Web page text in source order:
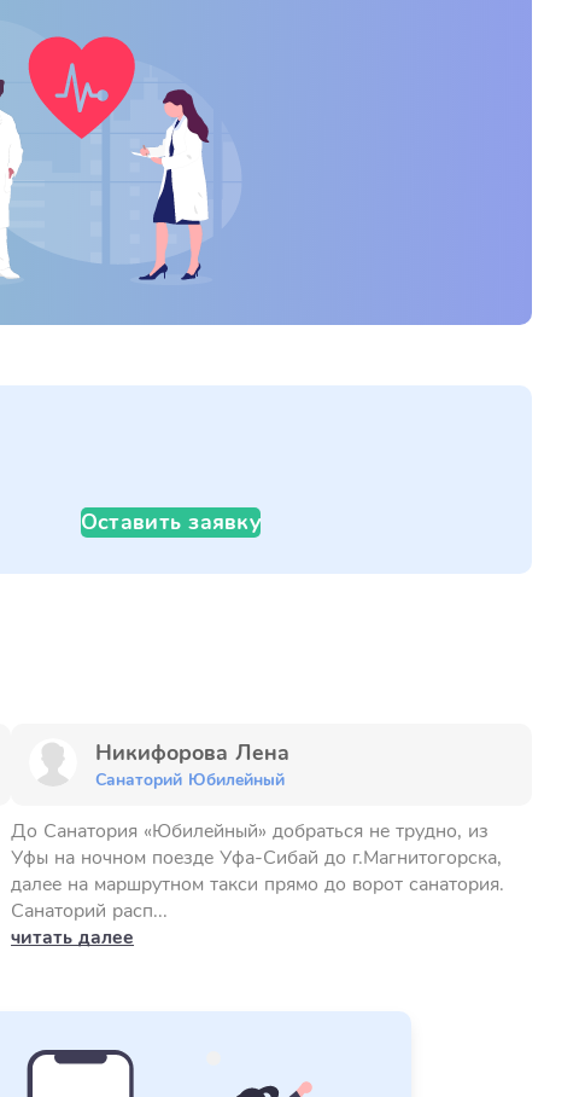
Оставить заявку
Никифорова Лена
Санаторий Юбилейный
До Санатория «Юбилейный» добраться не трудно, из
Уфы на ночном поезде Уфа-Сибай до г.Магнитогорска,
далее на маршрутном такси прямо до ворот санатория.
Санаторий расп...
читать далее